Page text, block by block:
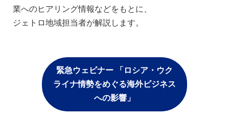
業へのヒアリング情報などをもとに、
ジェトロ地域担当者が解説します。
緊急ウェビナー 「ロシア・ウク
ライナ情勢をめぐる海外ビジネス
への影響」